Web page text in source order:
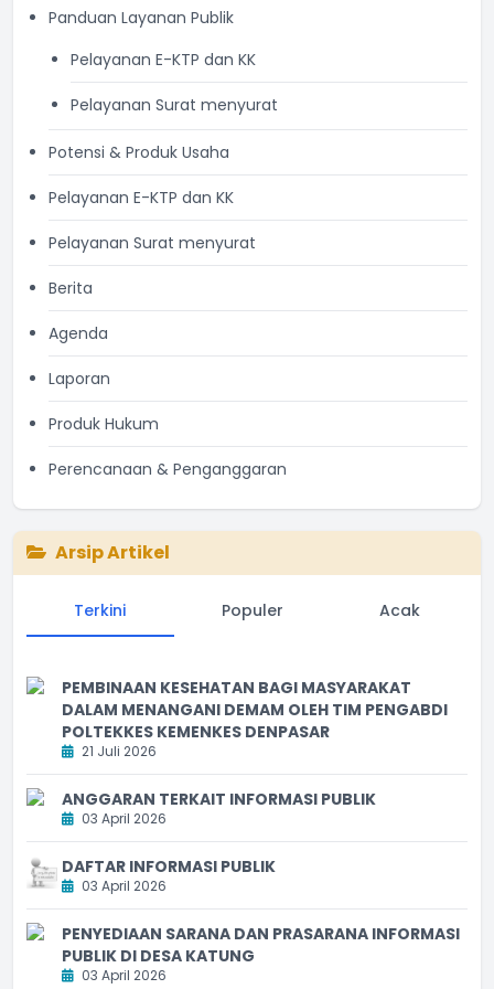
Panduan Layanan Publik
Pelayanan E-KTP dan KK
Pelayanan Surat menyurat
Potensi & Produk Usaha
Pelayanan E-KTP dan KK
Pelayanan Surat menyurat
Berita
Agenda
Laporan
Produk Hukum
Perencanaan & Penganggaran
Arsip Artikel
Terkini Populer Acak
PEMBINAAN KESEHATAN BAGI MASYARAKAT
DALAM MENANGANI DEMAM OLEH TIM PENGABDI
POLTEKKES KEMENKES DENPASAR
21 Juli 2026
ANGGARAN TERKAIT INFORMASI PUBLIK
03 April 2026
DAFTAR INFORMASI PUBLIK
03 April 2026
PENYEDIAAN SARANA DAN PRASARANA INFORMASI
PUBLIK DI DESA KATUNG
03 April 2026